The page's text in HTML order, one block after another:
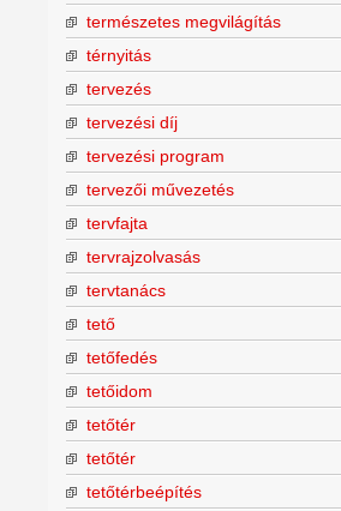
természetes megvilágítás
térnyitás
tervezés
tervezési díj
tervezési program
tervezői művezetés
tervfajta
tervrajzolvasás
tervtanács
tető
tetőfedés
tetőidom
tetőtér
tetőtér
tetőtérbeépítés